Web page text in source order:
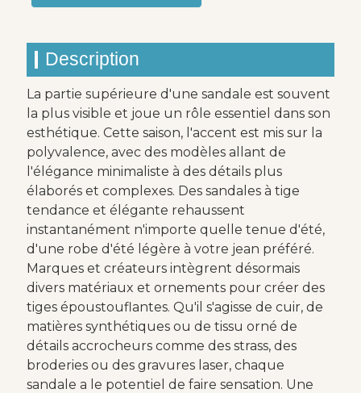
Description
La partie supérieure d'une sandale est souvent
la plus visible et joue un rôle essentiel dans son
esthétique. Cette saison, l'accent est mis sur la
polyvalence, avec des modèles allant de
l'élégance minimaliste à des détails plus
élaborés et complexes. Des sandales à tige
tendance et élégante rehaussent
instantanément n'importe quelle tenue d'été,
d'une robe d'été légère à votre jean préféré.
Marques et créateurs intègrent désormais
divers matériaux et ornements pour créer des
tiges époustouflantes. Qu'il s'agisse de cuir, de
matières synthétiques ou de tissu orné de
détails accrocheurs comme des strass, des
broderies ou des gravures laser, chaque
sandale a le potentiel de faire sensation. Une